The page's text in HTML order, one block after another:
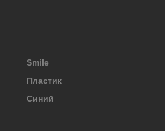
Smile
Пластик
Синий